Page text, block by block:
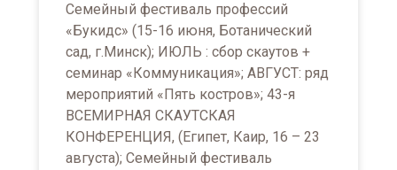
Семейный фестиваль профессий
«Букидс» (15-16 июня, Ботанический
сад, г.Минск); ИЮЛЬ : сбор скаутов +
семинар «Коммуникация»; АВГУСТ: ряд
мероприятий «Пять костров»; 43-я
ВСЕМИРНАЯ СКАУТСКАЯ
КОНФЕРЕНЦИЯ, (Египет, Каир, 16 – 23
августа); Семейный фестиваль